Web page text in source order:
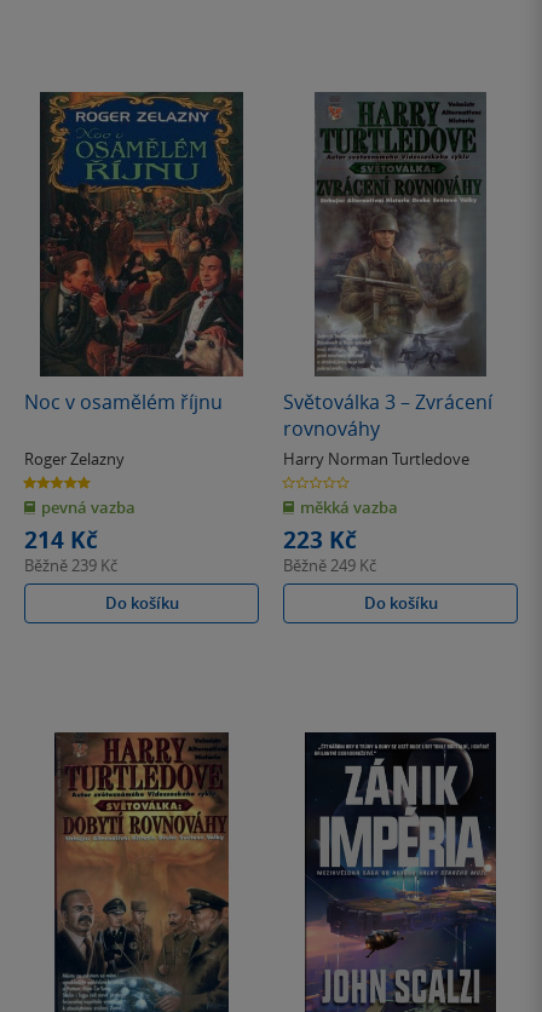
Noc v osamělém říjnu
Roger Zelazny
5.0
z
5
hvězdiček
pevná vazba
214 Kč
Běžně239 Kč
Do košíku
Světoválka 3 – Zvrácení
rovnováhy
Harry Norman Turtledove
0.0
z
5
hvězdiček
měkká vazba
223 Kč
Běžně249 Kč
Do košíku